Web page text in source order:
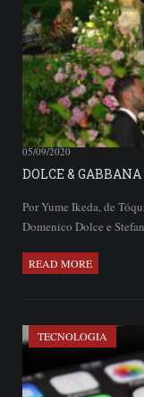
05/09/2020
DOLCE &
Por Yume Ikeda, de
Domenico Dolce e
READ MORE
TECNOLOGIA